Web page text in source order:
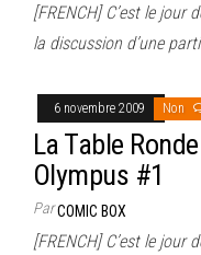
[FRENCH] C’est le jour
la discussion d’une
6 novembre 2009 Non
La Table
Olympus #1
ParCOMIC BOX
[FRENCH] C’est le jour